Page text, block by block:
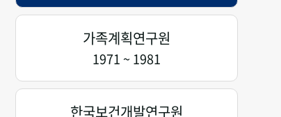
가족계획연구원
1971 ~ 1981
한국보건개발연구원